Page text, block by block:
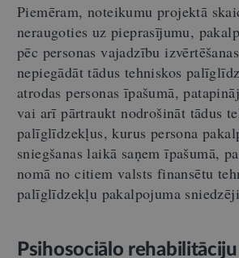
Piemēram, noteikumu projektā
neraugoties uz pieprasījumu,
pēc personas vajadzību
nepiegādāt tādus tehniskos
atrodas personas īpašumā,
vai arī pārtraukt nodrošināt tādus
palīglīdzekļus, kurus persona
sniegšanas laikā saņem īpašumā,
nomā no citiem valsts finansētu
palīglīdzekļu pakalpojuma
Psihosociālo